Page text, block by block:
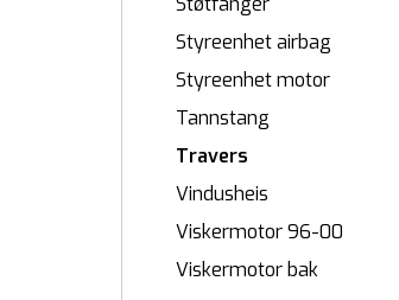
Styreenhet airbag
Styreenhet motor
Tannstang
Travers
Vindusheis
Viskermotor 96-00
Viskermotor bak